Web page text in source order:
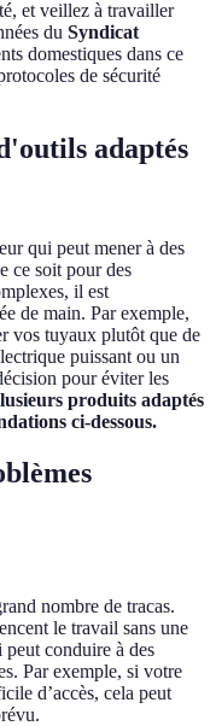
et veillez à travailler
du Syndicat
domestiques dans ce
de sécurité
adaptés
qui peut mener à des
ce soit pour des
il est
de main. Par exemple,
vos tuyaux plutôt que de
puissant ou un
pour éviter les
produits adaptés
ci-dessous.
nombre de tracas.
le travail sans une
conduire à des
Par exemple, si votre
d’accès, cela peut